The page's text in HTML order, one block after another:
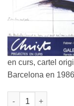
en curs, cartel
Barcelona en
Christo Javacheff